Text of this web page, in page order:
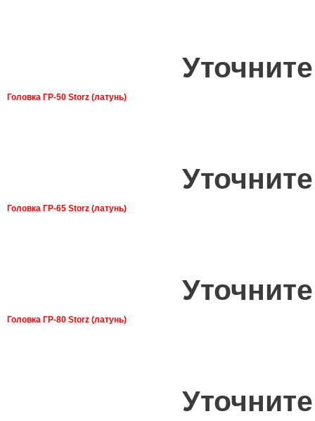
Головка ГР-50 Storz (латунь)
Головка ГР-65 Storz (латунь)
Головка ГР-80 Storz (латунь)